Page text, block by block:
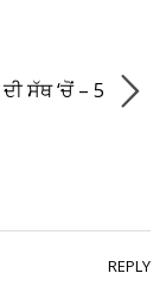
ਸੱਥ ‘ਚੋਂ – 5
REPLY